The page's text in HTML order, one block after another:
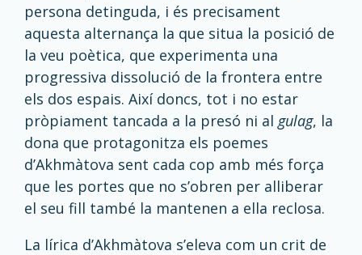
persona detinguda, i és precisament
aquesta alternança la que situa la posició de
la veu poètica, que experimenta una
progressiva dissolució de la frontera entre
els dos espais. Així doncs, tot i no estar
pròpiament tancada a la presó ni al gulag, la
dona que protagonitza els poemes
d’Akhmàtova sent cada cop amb més força
que les portes que no s’obren per alliberar
el seu fill també la mantenen a ella reclosa.
La lírica d’Akhmàtova s’eleva com un crit de